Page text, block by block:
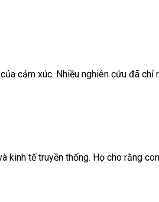
cảm xúc. Nhiều nghiên cứu đã chỉ
kinh tế truyền thống. Họ cho rằng